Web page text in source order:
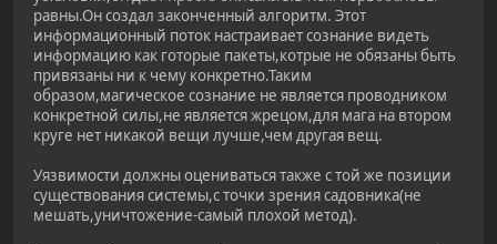
равны.Он создал законченный алгоритм. Этот
информационный поток настраивает сознание видеть
информацию как готорые пакеты,котрые не обязаны быть
привязаны ни к чему конкретно.Таким
образом,магическое сознание не является проводником
конкретной силы,не является жрецом,для мага на втором
круге нет никакой вещи лучше,чем другая вещ.
Уязвимости должны оцениваться также с той же позиции
существования системы,с точки зрения садовника(не
мешать,уничтожение-самый плохой метод).